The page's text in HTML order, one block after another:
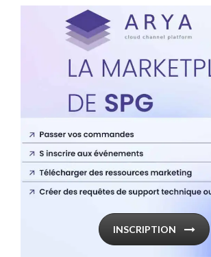
INSCRIPTION